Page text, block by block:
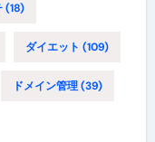
(18)
ダイエット (109)
ドメイン管理(39)